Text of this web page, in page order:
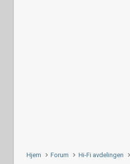
Hjem Forum Hi-Fi avdelingen